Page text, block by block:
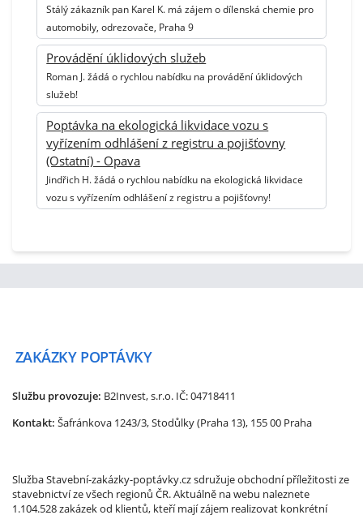
Stálý zákazník pan Karel K. má zájem o dílenská chemie pro
automobily, odrezovače, Praha 9
Provádění úklidových služeb
Roman J. žádá o rychlou nabídku na provádění úklidových
služeb!
Poptávka na ekologická likvidace vozu s
vyřízením odhlášení z registru a pojišťovny
(Ostatní) - Opava
Jindřich H. žádá o rychlou nabídku na ekologická likvidace
vozu s vyřízením odhlášení z registru a pojišťovny!
ZAKÁZKY POPTÁVKY
Službu provozuje: B2Invest, s.r.o. IČ: 04718411
Kontakt: Šafránkova 1243/3, Stodůlky (Praha 13), 155 00 Praha
Služba Stavební-zakázky-poptávky.cz sdružuje obchodní příležitosti ze
stavebnictví ze všech regionů ČR. Aktuálně na webu naleznete
1.104.528 zakázek od klientů, kteří mají zájem realizovat konkrétní